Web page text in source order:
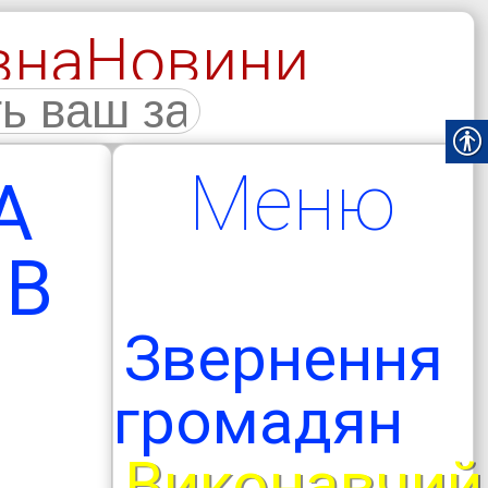
Новини
Меню
Звернення
громадян